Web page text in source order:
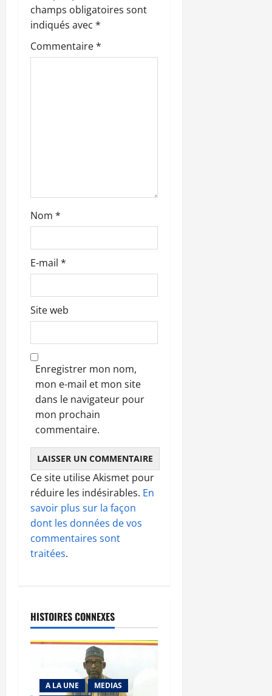
d
’
l
e
champs obligatoires sont
indiqués avec *
Commentaire*
Nom *
E-mail *
Site web
Enregistrer mon nom,
mon e-mail et mon site
dans le navigateur pour
mon prochain
commentaire.
Ce site utilise Akismet pour
réduire les indésirables. En
savoir plus sur la façon
dont les données de vos
commentaires sont
traitées.
HISTOIRES CONNEXES
A LA UNE
MEDIAS